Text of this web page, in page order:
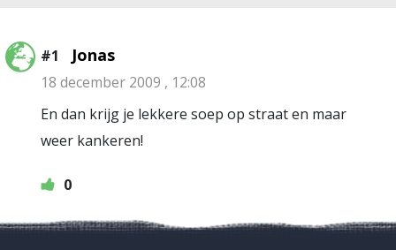
#1 Jonas
18 december 2009 , 12:08
En dan krijg je lekkere soep op straat en maar
weer kankeren!
0